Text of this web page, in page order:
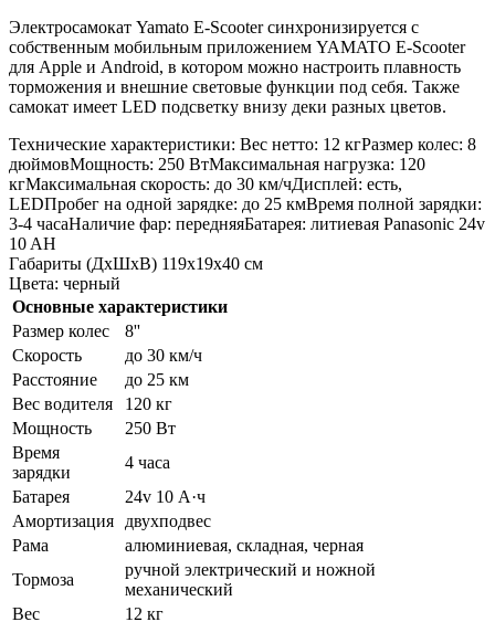
Электросамокат Yamato E-Scooter синхронизируется с
собственным мобильным приложением YAMATO E-Scooter
для Apple и Android, в котором можно настроить плавность
торможения и внешние световые функции под себя. Также
самокат имеет LED подсветку внизу деки разных цветов.
Технические характеристики: Вес нетто: 12 кгРазмер колес: 8
дюймовМощность: 250 ВтМаксимальная нагрузка: 120
кгМаксимальная скорость: до 30 км/чДисплей: есть,
LEDПробег на одной зарядке: до 25 кмВремя полной зарядки:
3-4 часаНаличие фар: передняяБатарея: литиевая Panasonic 24v
10 AH
Габариты (ДхШхВ) 119х19х40 см
Цвета: черный
Основные характеристики
Размер колес
8''
Скорость
до 30 км/ч
Расстояние
до 25 км
Вес водителя
120 кг
Мощность
250 Вт
Время
зарядки
4 часа
Батарея
24v 10 А·ч
Амортизация
двухподвес
Рама
алюминиевая, складная, черная
Тормоза
ручной электрический и ножной
механический
Вес
12 кг